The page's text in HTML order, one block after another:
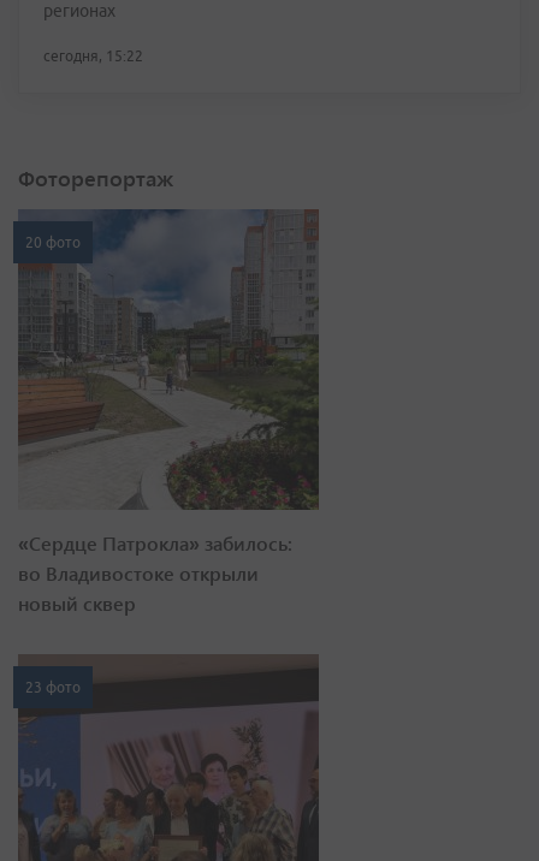
регионах
сегодня, 15:22
Фоторепортаж
20 фото
«Сердце Патрокла» забилось:
во Владивостоке открыли
новый сквер
23 фото